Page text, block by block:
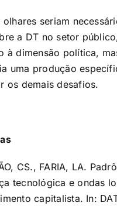
seriam
a DT no setor
à dimensão política,
uma produção
os demais desafios.
CS., FARIA, LA.
tecnológica e ondas
capitalista. In: